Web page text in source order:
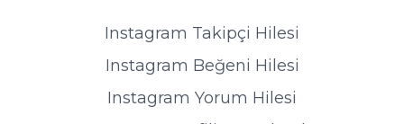
kullanmak.
Yayına bir misafir davet ederek ortak bir
sohbet gerçekleştirmek.
Bu yöntemler, izleyicilerin aktif katılımını
artırır ve daha fazla izlenme sağlar.
Instagram Takipçi Hilesi
Instagram Beğeni Hilesi
Instagram Yorum Hilesi